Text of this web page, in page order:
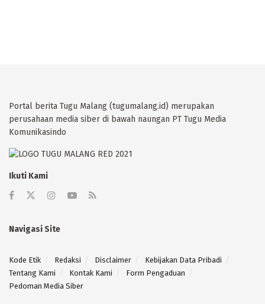
Portal berita Tugu Malang (tugumalang.id) merupakan
perusahaan media siber di bawah naungan PT Tugu Media
Komunikasindo
Ikuti Kami
Navigasi Site
Kode Etik Redaksi Disclaimer
Kebijakan Data Pribadi
Tentang Kami
Kontak Kami
Form Pengaduan
Pedoman Media Siber